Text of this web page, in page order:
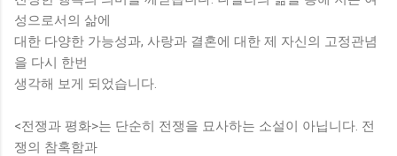
성으로서의 삶에
대한 다양한 가능성과, 사랑과 결혼에 대한 제 자신의 고정관념
을 다시 한번
생각해 보게 되었습니다.
<전쟁과 평화>는 단순히 전쟁을 묘사하는 소설이 아닙니다. 전
쟁의 참혹함과